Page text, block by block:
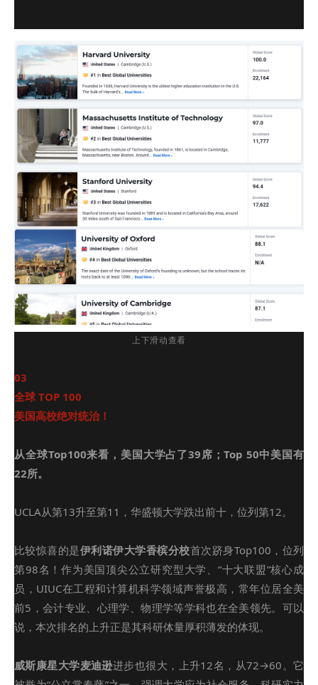
上下滑动查看
03
全球 TOP 100
美国高校绝对统治！
从全球Top100来看，美国大学占了39席；Top 50中美国有
22所。
UCLA从第13升至第11，华盛顿大学跌出前十，位列第12。
比较惊喜的是伊利诺伊大学香槟分校首次跻身Top100，位列
第98名！作为美国顶尖公立研究型大学、“十大联盟”核心成
员，UIUC在工程和计算机科学领域声誉极高，常年位居全美
前5，会计专业、心理学、物理学等学科也在全美领先。可以
说，本次排名的上升正是其科研体量厚积薄发的体现。
威斯康星大学麦迪逊进步也很大，上升12名，从72→60。它